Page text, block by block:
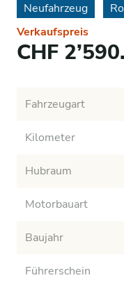
Neufahrzeug
Verkaufspreis
CHF
Fahrzeugart
Kilometer
Hubraum
Motorbauart
Baujahr
Führerschein